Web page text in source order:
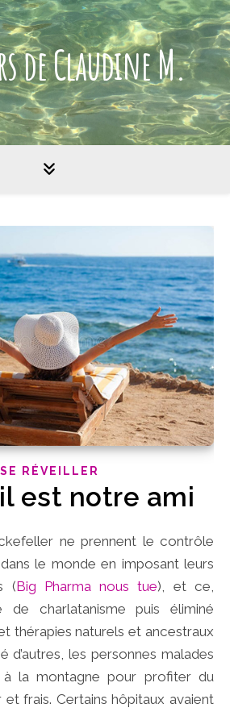
de Claudine M.
SE RÉVEILLER
est notre ami
le monde en imposant leurs
(Big Pharma nous tue), et ce,
de charlatanisme puis éliminé
thérapies naturels et ancestraux
d’autres, les personnes malades
à la montagne pour profiter du
et frais. Certains hôpitaux avaient